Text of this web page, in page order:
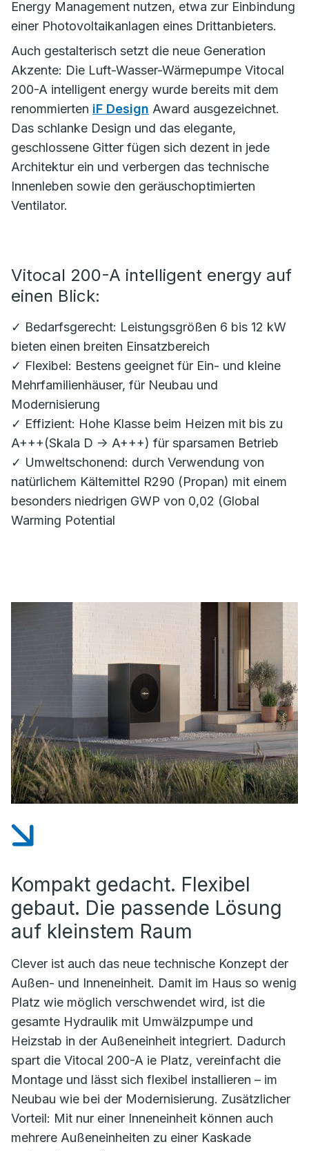
Energy Management nutzen, etwa zur Einbindung
einer Photovoltaikanlagen eines Drittanbieters.
Auch gestalterisch setzt die neue Generation
Akzente: Die Luft-Wasser-Wärmepumpe Vitocal
200-A intelligent energy wurde bereits mit dem
renommierten iF Design Award ausgezeichnet.
Das schlanke Design und das elegante,
geschlossene Gitter fügen sich dezent in jede
Architektur ein und verbergen das technische
Innenleben sowie den geräuschoptimierten
Ventilator.
Vitocal 200-A intelligent energy auf
einen Blick:
✓ Bedarfsgerecht: Leistungsgrößen 6 bis 12 kW
bieten einen breiten Einsatzbereich
✓ Flexibel: Bestens geeignet für Ein- und kleine
Mehrfamilienhäuser, für Neubau und
Modernisierung
✓ Effizient: Hohe Klasse beim Heizen mit bis zu
A+++(Skala D -> A+++) für sparsamen Betrieb
✓ Umweltschonend: durch Verwendung von
natürlichem Kältemittel R290 (Propan) mit einem
besonders niedrigen GWP von 0,02 (Global
Warming Potential
Kompakt gedacht. Flexibel
gebaut. Die passende Lösung
auf kleinstem Raum
Clever ist auch das neue technische Konzept der
Außen- und Inneneinheit. Damit im Haus so wenig
Platz wie möglich verschwendet wird, ist die
gesamte Hydraulik mit Umwälzpumpe und
Heizstab in der Außeneinheit integriert. Dadurch
spart die Vitocal 200-A ie Platz, vereinfacht die
Montage und lässt sich flexibel installieren – im
Neubau wie bei der Modernisierung. Zusätzlicher
Vorteil: Mit nur einer Inneneinheit können auch
mehrere Außeneinheiten zu einer Kaskade